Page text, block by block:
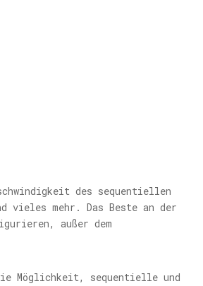
des sequentiellen
vieles mehr. Das Beste an der
außer dem
Möglichkeit, sequentielle und